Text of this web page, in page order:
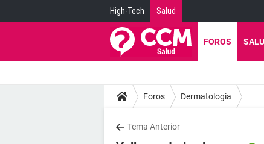
High-Tech Salud
FOROS
Foros Dermatologia
Tema Anterior